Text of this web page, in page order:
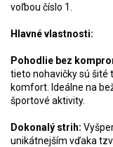
voľbou číslo 1.
Hlavné vlastnosti:
Pohodlie bez
tieto nohavičky sú šité
komfort. Ideálne na
športové aktivity.
Dokonalý strih:
unikátnejším vďaka